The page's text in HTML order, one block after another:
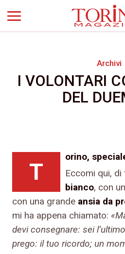
Archivi
I VOLONTARI
DEL
T
orino,
Eccomi qui,
bianco, con
con una grande ansia da
mi ha appena chiamato:
devi consegnare: sei
prego: il tuo ricordo; un